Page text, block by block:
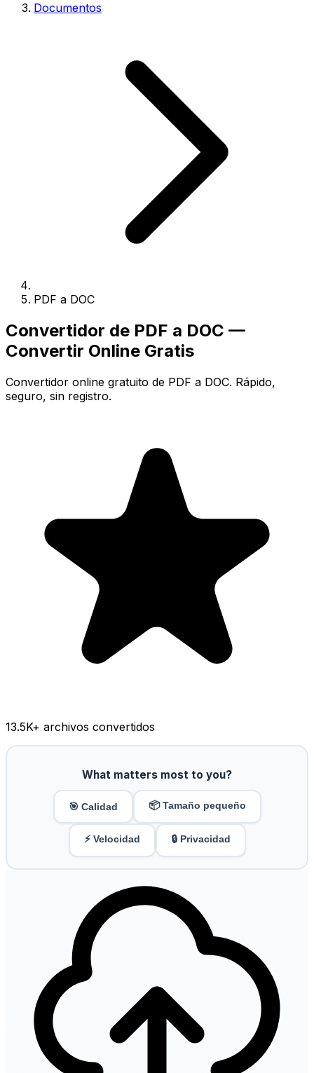
Documentos
PDF a DOC
Convertidor de PDF a DOC —
Convertir Online Gratis
Convertidor online gratuito de PDF a DOC. Rápido,
seguro, sin registro.
13.5K+ archivos convertidos
What matters most to you?
🎯 Calidad 📦 Tamaño pequeño
⚡ Velocidad 🔒 Privacidad